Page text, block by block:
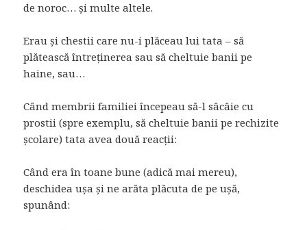
de noroc… și multe altele.
Erau și chestii care nu-i plăceau lui tata – să
plătească întreținerea sau să cheltuie banii pe
haine, sau…
Când membrii familiei începeau să-l sâcâie cu
prostii (spre exemplu, să cheltuie banii pe rechizite
școlare) tata avea două reacții:
Când era în toane bune (adică mai mereu),
deschidea ușa și ne arăta plăcuta de pe ușă,
spunând: